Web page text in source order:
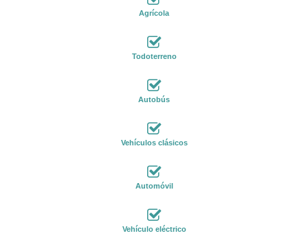
Agrícola
Todoterreno
Autobús
Vehículos clásicos
Automóvil
Vehículo eléctrico